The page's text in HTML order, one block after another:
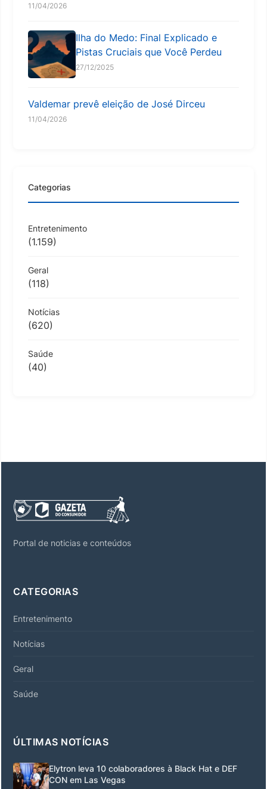
11/04/2026
Ilha do Medo: Final Explicado e
Pistas Cruciais que Você Perdeu
27/12/2025
Valdemar prevê eleição de José Dirceu
11/04/2026
Categorias
Entretenimento
(1.159)
Geral
(118)
Notícias
(620)
Saúde
(40)
Portal de noticias e conteúdos
CATEGORIAS
Entretenimento
Notícias
Geral
Saúde
ÚLTIMAS NOTÍCIAS
Elytron leva 10 colaboradores à Black Hat e DEF
CON em Las Vegas